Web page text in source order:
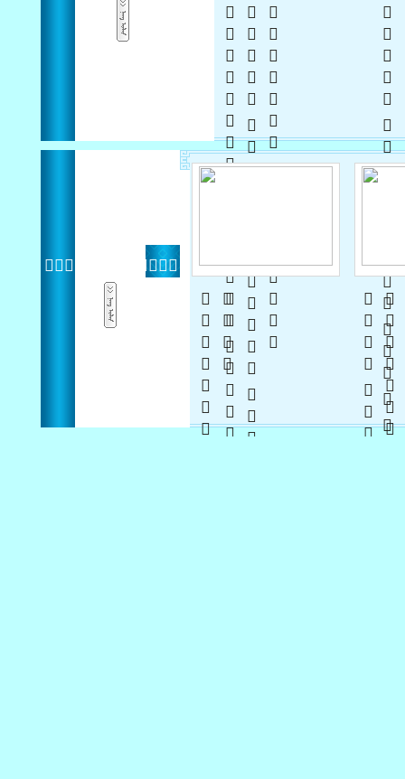
 
    
   
     
 

    
   